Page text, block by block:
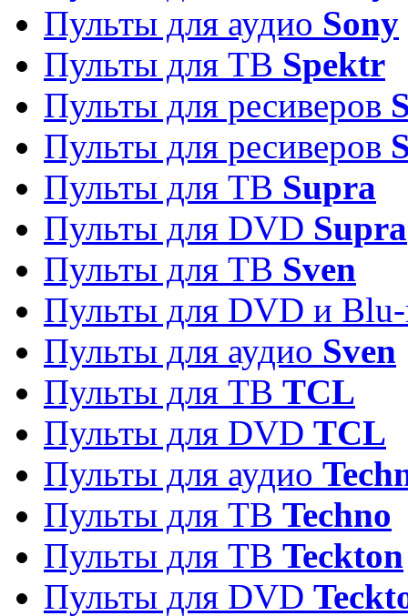
Пульты для аудио Sony
Пульты для ТВ Spektr
Пульты для ресиверов
Пульты для ресиверов
Пульты для ТВ Supra
Пульты для DVD Supra
Пульты для ТВ Sven
Пульты для DVD и
Пульты для аудио Sven
Пульты для ТВ TCL
Пульты для DVD TCL
Пульты для аудио
Пульты для ТВ Techno
Пульты для ТВ Teckton
Пульты для DVD